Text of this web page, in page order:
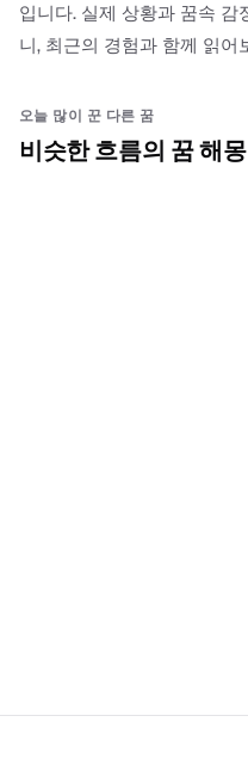
입니다. 실제 상황과 꿈속
니, 최근의 경험과 함께 읽어
오늘 많이 꾼 다른 꿈
비슷한 흐름의 꿈 해